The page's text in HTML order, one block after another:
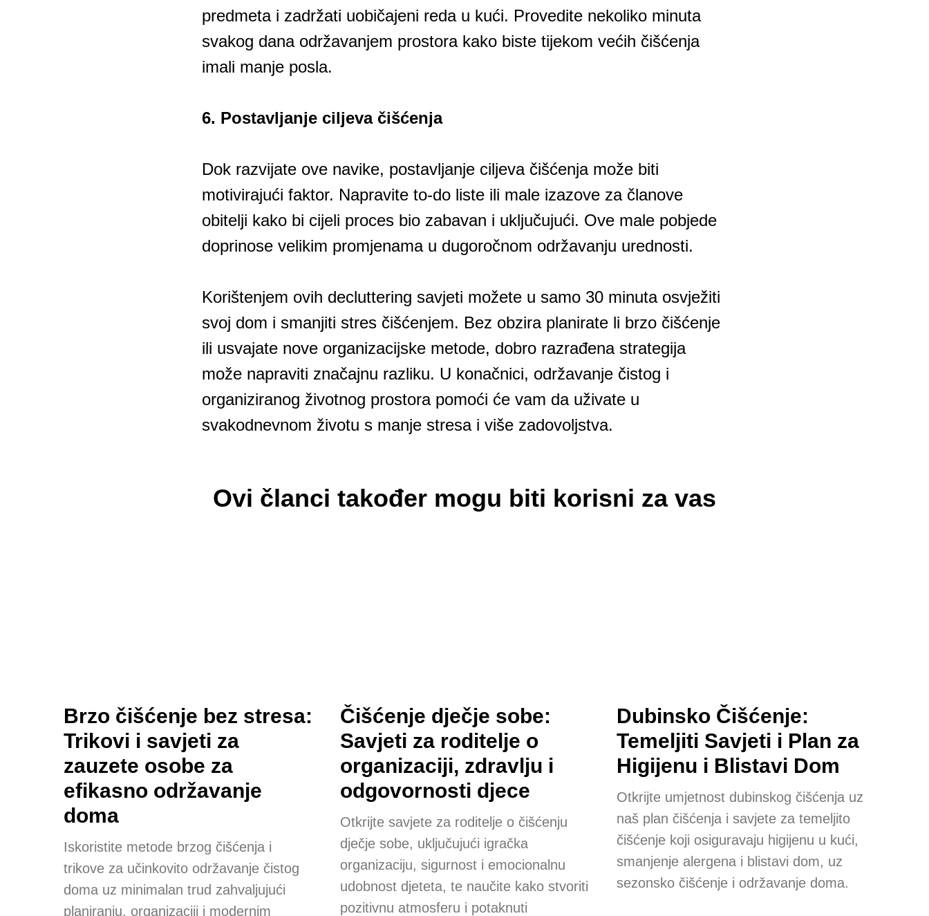
predmeta i zadržati uobičajeni reda u kući. Provedite nekoliko minuta
svakog dana održavanjem prostora kako biste tijekom većih čišćenja
imali manje posla.
6. Postavljanje ciljeva čišćenja
Dok razvijate ove navike, postavljanje ciljeva čišćenja može biti
motivirajući faktor. Napravite to-do liste ili male izazove za članove
obitelji kako bi cijeli proces bio zabavan i uključujući. Ove male pobjede
doprinose velikim promjenama u dugoročnom održavanju urednosti.
Korištenjem ovih decluttering savjeti možete u samo 30 minuta osvježiti
svoj dom i smanjiti stres čišćenjem. Bez obzira planirate li brzo čišćenje
ili usvajate nove organizacijske metode, dobro razrađena strategija
može napraviti značajnu razliku. U konačnici, održavanje čistog i
organiziranog životnog prostora pomoći će vam da uživate u
svakodnevnom životu s manje stresa i više zadovoljstva.
Ovi članci također mogu biti korisni za vas
Brzo čišćenje bez stresa:
Trikovi i savjeti za
zauzete osobe za
efikasno održavanje
doma
Iskoristite metode brzog čišćenja i
trikove za učinkovito održavanje čistog
doma uz minimalan trud zahvaljujući
planiranju, organizaciji i modernim
Čišćenje dječje sobe:
Savjeti za roditelje o
organizaciji, zdravlju i
odgovornosti djece
Otkrijte savjete za roditelje o čišćenju
dječje sobe, uključujući igračka
organizaciju, sigurnost i emocionalnu
udobnost djeteta, te naučite kako stvoriti
pozitivnu atmosferu i potaknuti
Dubinsko Čišćenje:
Temeljiti Savjeti i Plan za
Higijenu i Blistavi Dom
Otkrijte umjetnost dubinskog čišćenja uz
naš plan čišćenja i savjete za temeljito
čišćenje koji osiguravaju higijenu u kući,
smanjenje alergena i blistavi dom, uz
sezonsko čišćenje i održavanje doma.